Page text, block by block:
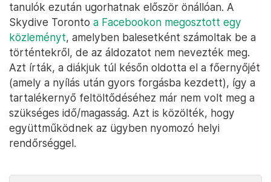
tanulók ezután ugorhatnak először önállóan. A
Skydive Toronto a Facebookon megosztott egy
közleményt, amelyben balesetként számoltak be a
történtekről, de az áldozatot nem nevezték meg.
Azt írták, a diákjuk túl későn oldotta el a főernyőjét
(amely a nyílás után gyors forgásba kezdett), így a
tartalékernyő feltöltődéséhez már nem volt meg a
szükséges idő/magasság. Azt is közölték, hogy
együttműködnek az ügyben nyomozó helyi
rendőrséggel.